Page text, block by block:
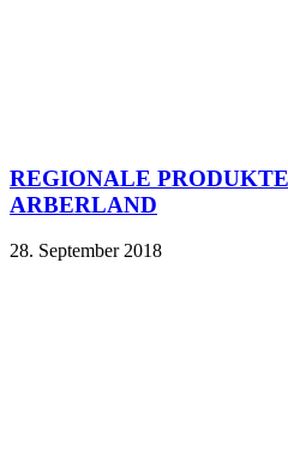
REGIONALE
ARBERLAND
28. September 2018